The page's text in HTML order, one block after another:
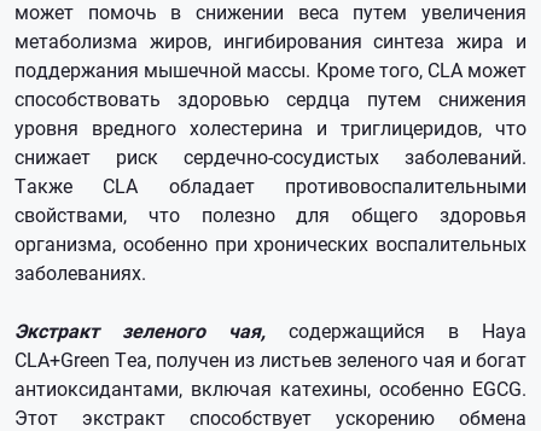
может помочь в снижении веса путем увеличения
метаболизма жиров, ингибирования синтеза жира и
поддержания мышечной массы. Кроме того, CLA может
способствовать здоровью сердца путем снижения
уровня вредного холестерина и триглицеридов, что
снижает риск сердечно-сосудистых заболеваний.
Также CLA обладает противовоспалительными
свойствами, что полезно для общего здоровья
организма, особенно при хронических воспалительных
заболеваниях.
Экстракт зеленого чая,
содержащийся в Haya
CLA+Green Tea, получен из листьев зеленого чая и богат
антиоксидантами, включая катехины, особенно EGCG.
Этот экстракт способствует ускорению обмена